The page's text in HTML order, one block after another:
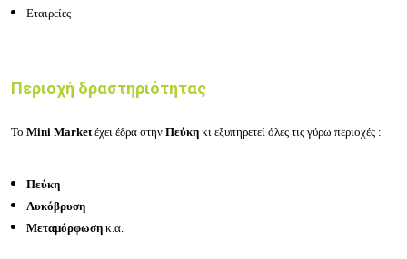
Εταιρείες
Περιοχή δραστηριότητας
Το Mini Marketέχει έδρα στην Πεύκη κι εξυπηρετεί όλες τις γύρω περιοχές :
Πεύκη
Λυκόβρυση
Μεταμόρφωση κ.α.